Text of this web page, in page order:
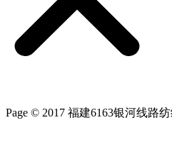
Page © 2017 福建6163银河线路